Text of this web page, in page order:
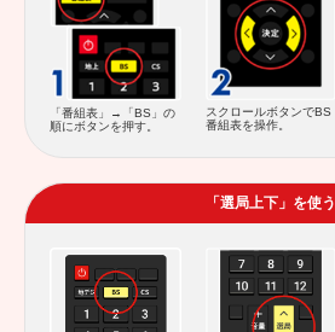
「番組表」→「BS」の
順にボタンを押す。
スクロールボタンでBS
番組表を操作。
「選局上下」を使う